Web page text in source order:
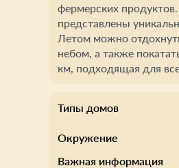
фермерских
представлены
Летом можно
небом, а также
км, подходящая для
Типы домов
Окружение
Важная информация